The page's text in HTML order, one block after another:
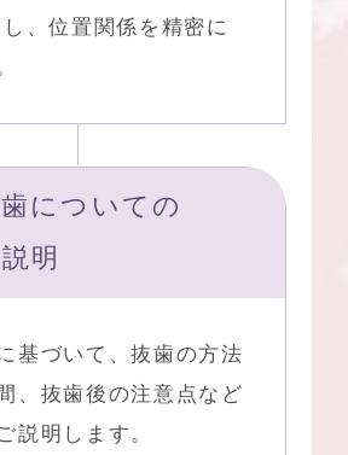
、位置関係を精密に
についての
明
基づいて、抜歯の方法
、抜歯後の注意点など
説明します。